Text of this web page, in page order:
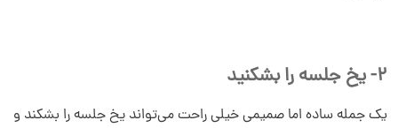
2- یخ جلسه را بشکنید
یک جمله ساده اما صمیمی خیلی راحت می‌تواند یخ جلسه را بشکند و